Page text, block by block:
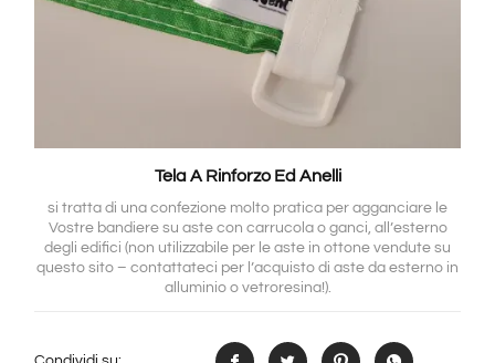
Tela A Rinforzo Ed Anelli
si tratta di una confezione molto pratica per agganciare le
Vostre bandiere su aste con carrucola o ganci, all’esterno
degli edifici (non utilizzabile per le aste in ottone vendute su
questo sito – contattateci per l’acquisto di aste da esterno in
alluminio o vetroresina!).